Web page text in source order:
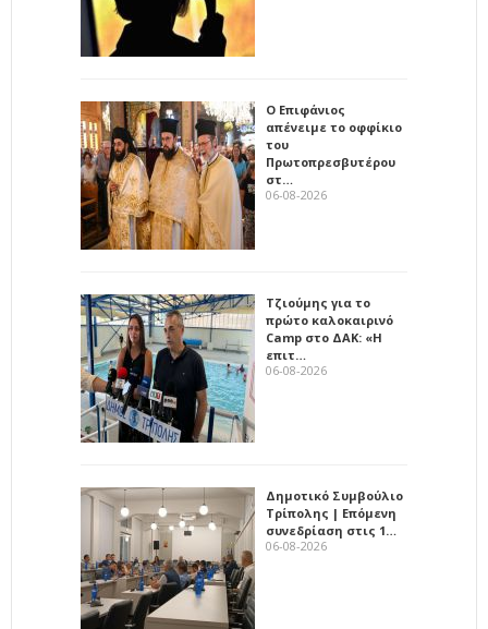
Ο Επιφάνιος
απένειμε το οφφίκιο
του
Πρωτοπρεσβυτέρου
στ…
06-08-2026
Τζιούμης για το
πρώτο καλοκαιρινό
Camp στο ΔΑΚ: «Η
επιτ…
06-08-2026
Δημοτικό Συμβούλιο
Τρίπολης | Επόμενη
συνεδρίαση στις 1…
06-08-2026